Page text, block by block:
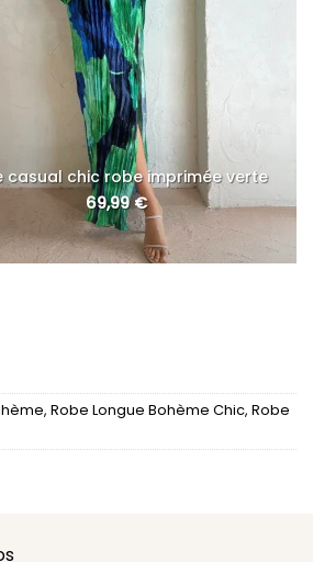
casual chic robe imprimée verte
69,99€
, Robe Longue Bohème Chic, Robe